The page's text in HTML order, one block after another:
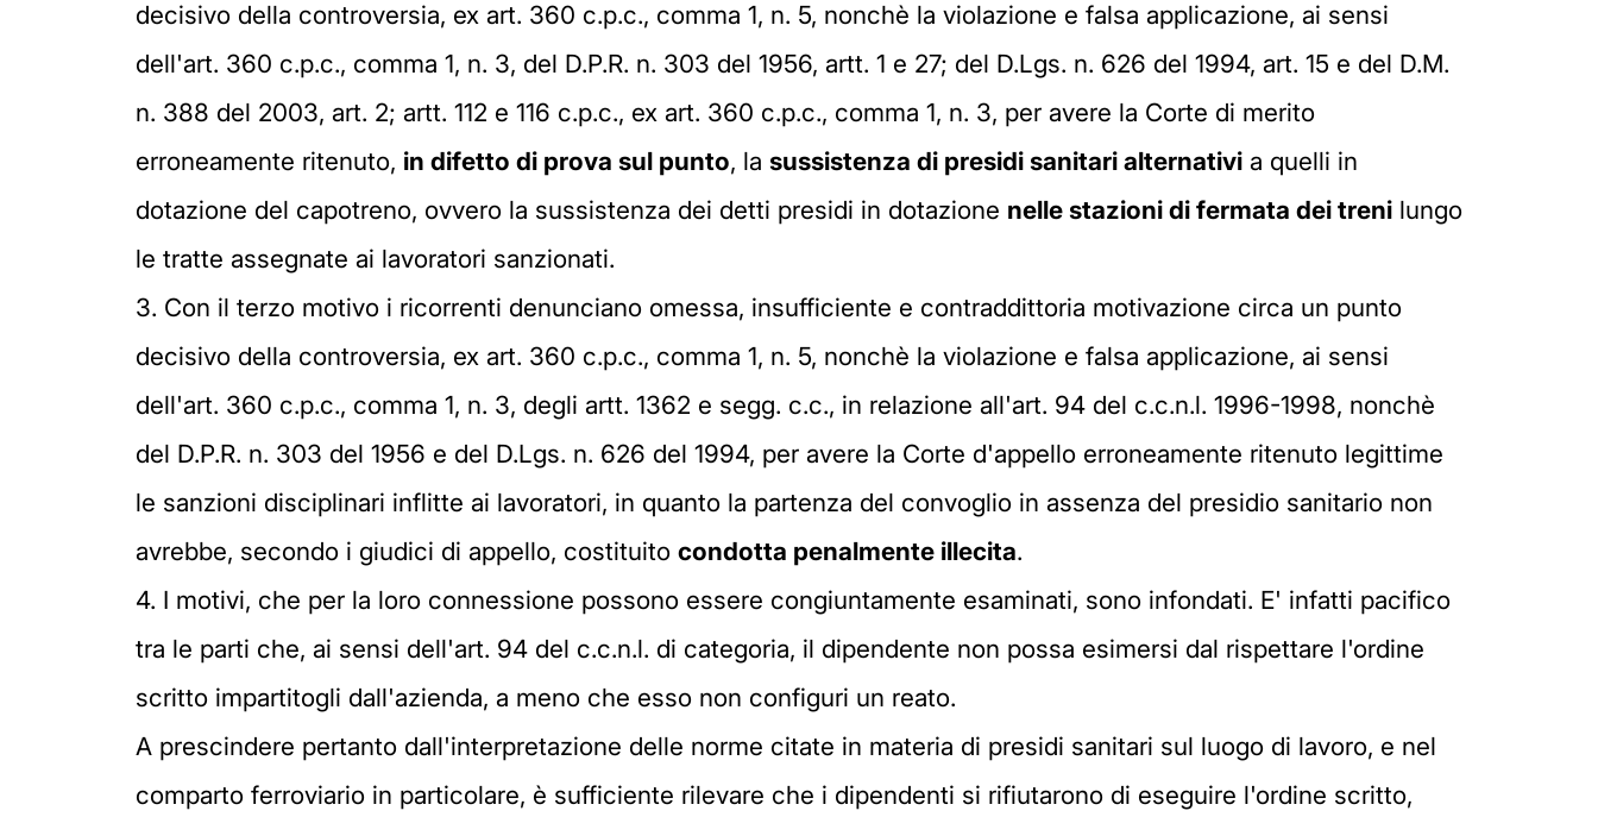
decisivo della controversia, ex art. 360 c.p.c., comma 1, n. 5, nonchè la violazione e falsa applicazione, ai sensi
dell'art. 360 c.p.c., comma 1, n. 3, del D.P.R. n. 303 del 1956, artt. 1 e 27; del D.Lgs. n. 626 del 1994, art. 15 e del D.M.
n. 388 del 2003, art. 2; artt. 112 e 116 c.p.c., ex art. 360 c.p.c., comma 1, n. 3, per avere la Corte di merito
erroneamente ritenuto, in difetto di prova sul punto, la sussistenza di presidi sanitari alternativi a quelli in
dotazione del capotreno, ovvero la sussistenza dei detti presidi in dotazione nelle stazioni di fermata dei treni lungo
le tratte assegnate ai lavoratori sanzionati.
3. Con il terzo motivo i ricorrenti denunciano omessa, insufficiente e contraddittoria motivazione circa un punto
decisivo della controversia, ex art. 360 c.p.c., comma 1, n. 5, nonchè la violazione e falsa applicazione, ai sensi
dell'art. 360 c.p.c., comma 1, n. 3, degli artt. 1362 e segg. c.c., in relazione all'art. 94 del c.c.n.l. 1996-1998, nonchè
del D.P.R. n. 303 del 1956 e del D.Lgs. n. 626 del 1994, per avere la Corte d'appello erroneamente ritenuto legittime
le sanzioni disciplinari inflitte ai lavoratori, in quanto la partenza del convoglio in assenza del presidio sanitario non
avrebbe, secondo i giudici di appello, costituito condotta penalmente illecita.
4. I motivi, che per la loro connessione possono essere congiuntamente esaminati, sono infondati. E' infatti pacifico
tra le parti che, ai sensi dell'art. 94 del c.c.n.l. di categoria, il dipendente non possa esimersi dal rispettare l'ordine
scritto impartitogli dall'azienda, a meno che esso non configuri un reato.
A prescindere pertanto dall'interpretazione delle norme citate in materia di presidi sanitari sul luogo di lavoro, e nel
comparto ferroviario in particolare, è sufficiente rilevare che i dipendenti si rifiutarono di eseguire l'ordine scritto,